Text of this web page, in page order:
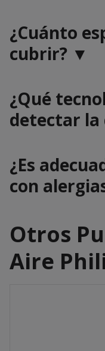
¿Cuánto
cubrir? ▼
¿Qué
detectar la
¿Es
con
Otros
Aire